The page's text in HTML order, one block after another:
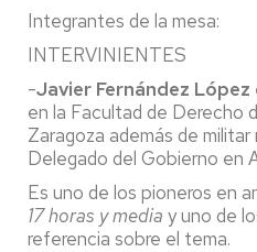
Integrantes de la mesa:
INTERVINIENTES
-Javier Fernández López
en la Facultad de Derecho
Zaragoza además de
Delegado del Gobierno en
Es uno de los pioneros en
17 horas y media y uno de
referencia sobre el tema.